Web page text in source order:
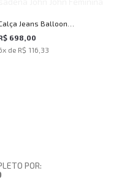
Jeans Balloon
John John Feminina
698,00
x de R$ 116,33
POR: